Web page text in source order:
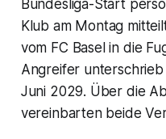
Bundesliga-Start
Klub am Montag
vom FC Basel in die
Angreifer
Juni 2029. Über die
vereinbarten beide